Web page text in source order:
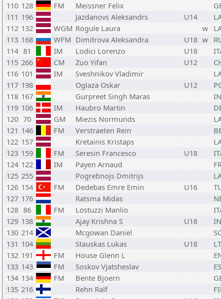
110 128 FM Meissner Felix
111 196 Jazdanovs Aleksandrs U14
112 132 WGM Rogule Laura w
113 168 WFM Dimitrova Aleksandra U18 w
114 81 IM Lodici Lorenzo U18
115 266 CM Zuo Yifan U12
116 101 IM Sveshnikov Vladimir
117 198 Oglaza Oskar U12
118 167 Gurpreet Singh Maras
119 106 IM Haubro Martin
120 70 GM Miezis Normunds
121 146 FM Verstraeten Rein
122 157 Kretainis Kristaps
123 159 FM Seresin Francesco U18
124 122 IM Payen Arnaud
125 255 Pogrebnojs Dmitrijs
126 154 FM Dedebas Emre Emin U16
127 176 Ratsma Midas
128 86 FM Lostuzzi Manlio
129 138 Ajay Krishna S U18
130 214 Mcgowan Daniel
131 104 Stauskas Lukas U18
132 191 FM House Glenn L
133 143 FM Soskov Vjatsheslav
134 134 FM Bente Bjoern
135 216 Rehn Ralf